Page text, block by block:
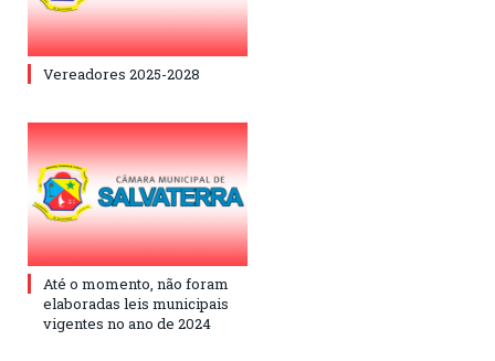
Vereadores 2025-2028
Até o momento, não foram
elaboradas leis municipais
vigentes no ano de 2024